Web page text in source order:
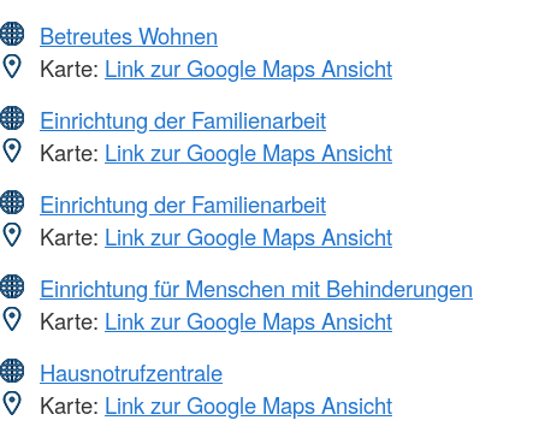
Betreutes Wohnen
Karte: Link zur Google Maps Ansicht
Einrichtung der Familienarbeit
Karte: Link zur Google Maps Ansicht
Einrichtung der Familienarbeit
Karte: Link zur Google Maps Ansicht
Einrichtung für Menschen mit Behinderungen
Karte: Link zur Google Maps Ansicht
Hausnotrufzentrale
Karte: Link zur Google Maps Ansicht